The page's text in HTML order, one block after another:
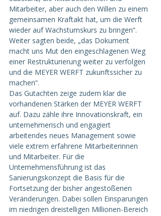
Mitarbeiter, aber auch den Willen zu einem
gemeinsamen Kraftakt hat, um die Werft
wieder auf Wachstumskurs zu bringen“.
Weiter sagten beide, „das Dokument
macht uns Mut den eingeschlagenen Weg
einer Restrukturierung weiter zu verfolgen
und die MEYER WERFT zukunftssicher zu
machen“.
Das Gutachten zeige zudem klar die
vorhandenen Stärken der MEYER WERFT
auf. Dazu zähle ihre Innovationskraft, ein
unternehmerisch und engagiert
arbeitendes neues Management sowie
viele extrem erfahrene Mitarbeiterinnen
und Mitarbeiter. Für die
Unternehmensführung ist das
Sanierungskonzept die Basis für die
Fortsetzung der bisher angestoßenen
Veränderungen. Dabei sollen Einsparungen
im niedrigen dreistelligen Millionen-Bereich